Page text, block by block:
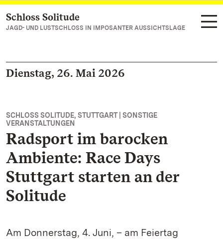
Zum Hauptinhalt springen
Schloss Solitude
JAGD- UND LUSTSCHLOSS IN IMPOSANTER AUSSICHTSLAGE
Dienstag, 26. Mai 2026
SCHLOSS SOLITUDE, STUTTGART | SONSTIGE
VERANSTALTUNGEN
Radsport im barocken
Ambiente: Race Days
Stuttgart starten an der
Solitude
Am Donnerstag, 4. Juni, – am Feiertag